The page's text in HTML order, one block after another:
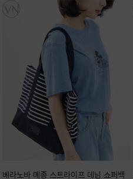
베라노바 메종 스트라이프 데님 쇼퍼백